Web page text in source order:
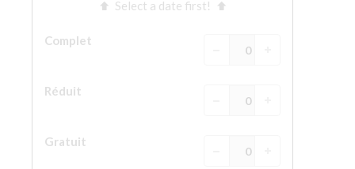
la Basilique de Santa Croce